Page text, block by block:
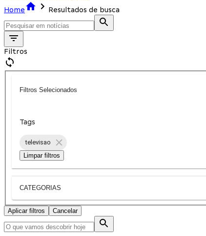
Home
Resultados de busca
Filtros
Filtros Selecionados
Tags
televisao
Limpar filtros
CATEGORIAS
Aplicar filtros Cancelar